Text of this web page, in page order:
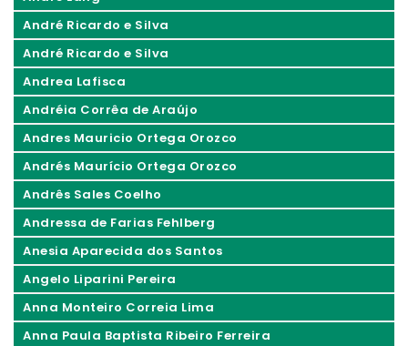
André Ricardo e Silva
André Ricardo e Silva
Andrea Lafisca
Andréia Corrêa de Araújo
Andres Mauricio Ortega Orozco
Andrés Maurício Ortega Orozco
Andrês Sales Coelho
Andressa de Farias Fehlberg
Anesia Aparecida dos Santos
Angelo Liparini Pereira
Anna Monteiro Correia Lima
Anna Paula Baptista Ribeiro Ferreira